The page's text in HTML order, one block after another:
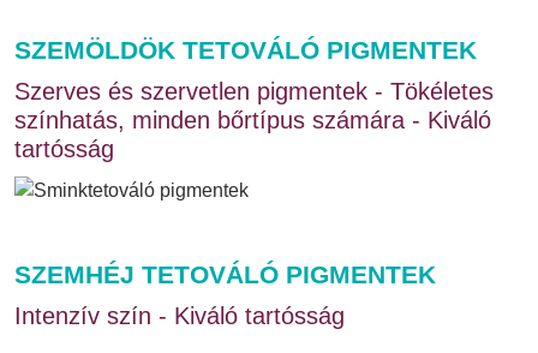
SZEMÖLDÖK TETOVÁLÓ PIGMENTEK
Szerves és szervetlen pigmentek - Tökéletes
színhatás, minden bőrtípus számára - Kiváló
tartósság
SZEMHÉJ TETOVÁLÓ PIGMENTEK
Intenzív szín - Kiváló tartósság